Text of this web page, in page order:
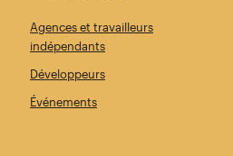
Agences et travailleurs
indépendants
Développeurs
Événements